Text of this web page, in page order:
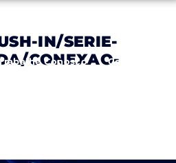
Conosco Contato
IN/SERIE-
CONEXAO-